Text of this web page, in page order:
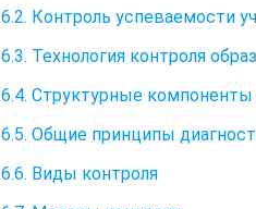
6.2. Контроль успеваемости
6.3. Технология контроля
6.4. Структурные компоненты
6.5. Общие принципы
6.6. Виды контроля